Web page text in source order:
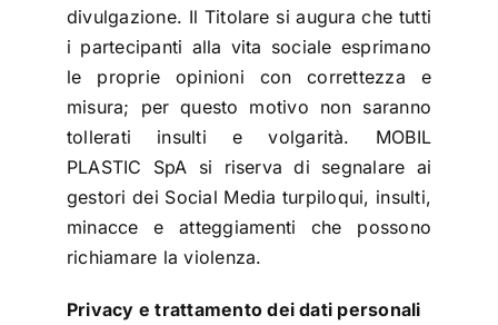
divulgazione. Il Titolare si augura che tutti
i partecipanti alla vita sociale esprimano
le proprie opinioni con correttezza e
misura; per questo motivo non saranno
tollerati insulti e volgarità. MOBIL
PLASTIC SpA si riserva di segnalare ai
gestori dei Social Media turpiloqui, insulti,
minacce e atteggiamenti che possono
richiamare la violenza.
Privacy e trattamento dei dati personali